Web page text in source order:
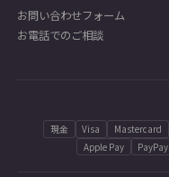
お問い合わせフォーム
お電話でのご相談
現金 Visa Mastercard
Apple Pay
PayPay